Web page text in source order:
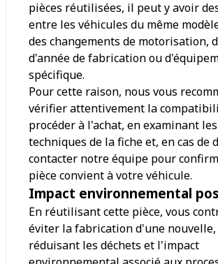
pièces réutilisées, il peut y avoir
entre les véhicules du même
des changements de motorisation,
d'année de fabrication ou
spécifique.
Pour cette raison, nous vous
vérifier attentivement la
procéder à l'achat, en examinant
techniques de la fiche et, en cas de
contacter notre équipe pour
pièce convient à votre véhicule.
Impact environnemental
En réutilisant cette pièce, vous
éviter la fabrication d'une nouvelle,
réduisant les déchets et l'impact